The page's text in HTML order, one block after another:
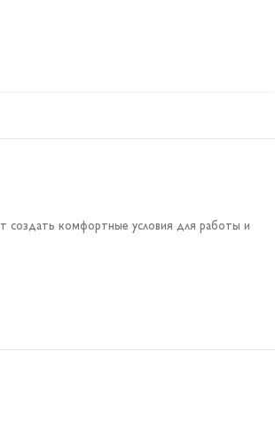
создать комфортные условия для работы и